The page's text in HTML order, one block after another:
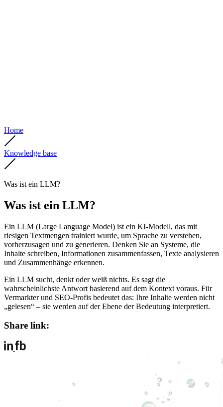
Home
Knowledge base
Was ist ein LLM?
Was ist ein LLM?
Ein LLM (Large Language Model) ist ein KI-Modell, das mit
riesigen Textmengen trainiert wurde, um Sprache zu verstehen,
vorherzusagen und zu generieren. Denken Sie an Systeme, die
Inhalte schreiben, Informationen zusammenfassen, Texte analysieren
und Zusammenhänge erkennen.
Ein LLM sucht, denkt oder weiß nichts. Es sagt die
wahrscheinlichste Antwort basierend auf dem Kontext voraus. Für
Vermarkter und SEO-Profis bedeutet das: Ihre Inhalte werden nicht
„gelesen“ – sie werden auf der Ebene der Bedeutung interpretiert.
Share link: